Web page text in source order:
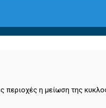
περιοχές η μείωση της